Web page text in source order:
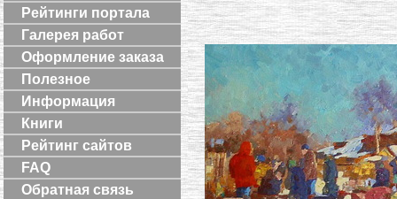
Рейтинги портала
Галерея работ
Оформление заказа
Полезное
Информация
Книги
Рейтинг сайтов
FAQ
Обратная связь